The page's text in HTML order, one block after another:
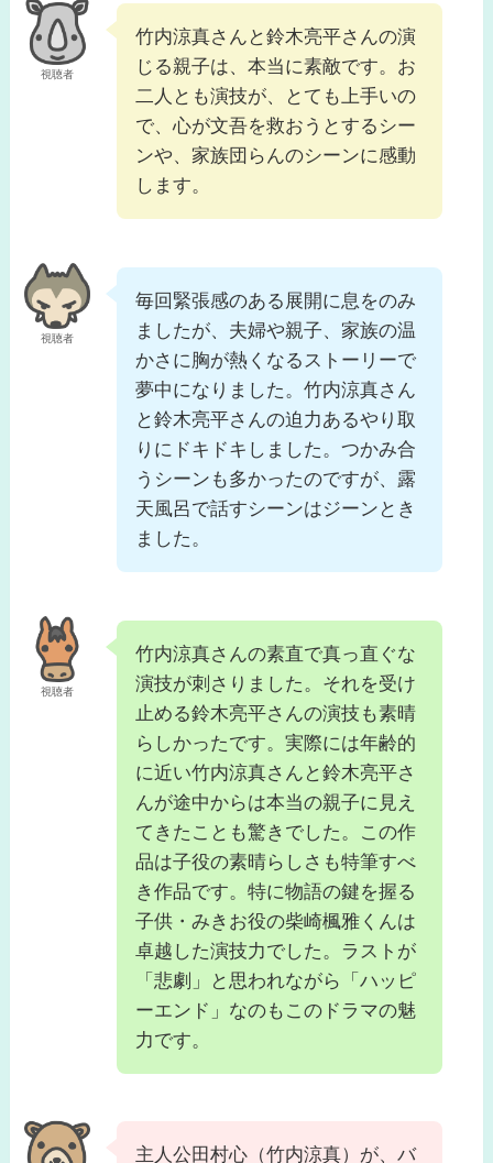
視聴者
竹内涼真さんと鈴木亮平さんの演
じる親子は、本当に素敵です。お
二人とも演技が、とても上手いの
で、心が文吾を救おうとするシー
ンや、家族団らんのシーンに感動
します。
視聴者
毎回緊張感のある展開に息をのみ
ましたが、夫婦や親子、家族の温
かさに胸が熱くなるストーリーで
夢中になりました。竹内涼真さん
と鈴木亮平さんの迫力あるやり取
りにドキドキしました。つかみ合
うシーンも多かったのですが、露
天風呂で話すシーンはジーンとき
ました。
視聴者
竹内涼真さんの素直で真っ直ぐな
演技が刺さりました。それを受け
止める鈴木亮平さんの演技も素晴
らしかったです。実際には年齢的
に近い竹内涼真さんと鈴木亮平さ
んが途中からは本当の親子に見え
てきたことも驚きでした。この作
品は子役の素晴らしさも特筆すべ
き作品です。特に物語の鍵を握る
子供・みきお役の柴崎楓雅くんは
卓越した演技力でした。ラストが
「悲劇」と思われながら「ハッピ
ーエンド」なのもこのドラマの魅
力です。
主人公田村心（竹内涼真）が、バ